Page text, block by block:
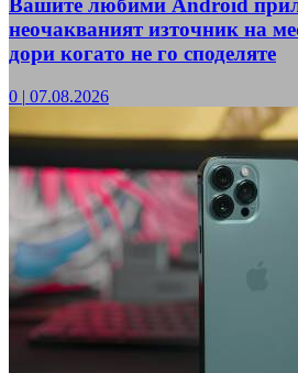
Вашите любими Android
неочакваният източник на
дори когато не го споделяте
0 | 07.08.2026